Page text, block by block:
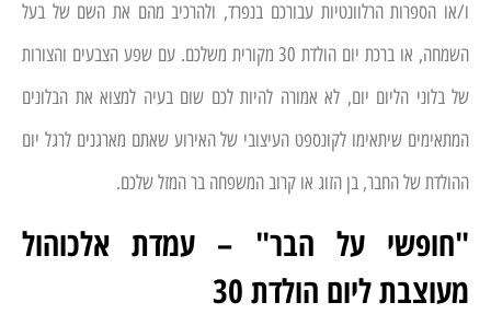
ו/או הספרות הרלוונטיות עבורכם בנפרד, ולהרכיב מהם את השם של בעל
השמחה, או ברכת יום הולדת 30 מקורית משלכם. עם שפע הצבעים והצורות
של בלוני הליום יום, לא אמורה להיות לכם שום בעיה למצוא את הבלונים
המתאימים שיתאימו לקונספט העיצובי של האירוע שאתם מארגנים לרגל יום
ההולדת של החבר, בן הזוג או קרוב המשפחה בר המזל שלכם.
"חופשי על הבר" – עמדת אלכוהול
מעוצבת ליום הולדת 30